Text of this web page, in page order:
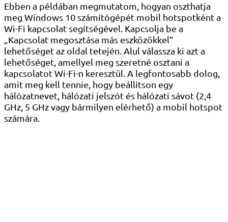
Ebben a példában megmutatom, hogyan oszthatja
meg Windows 10 számítógépét mobil hotspotként a
Wi-Fi kapcsolat segítségével. Kapcsolja be a
„Kapcsolat megosztása más eszközökkel”
lehetőséget az oldal tetején. Alul válassza ki azt a
lehetőséget, amellyel meg szeretné osztani a
kapcsolatot Wi-Fi-n keresztül. A legfontosabb dolog,
amit meg kell tennie, hogy beállítson egy
hálózatnevet, hálózati jelszót és hálózati sávot (2,4
GHz, 5 GHz vagy bármilyen elérhető) a mobil hotspot
számára.